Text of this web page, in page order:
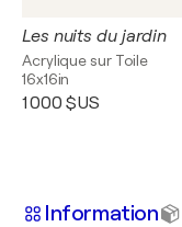
Les nuits du jardin
Acrylique sur Toile
16x16in
1 000 $US
Information